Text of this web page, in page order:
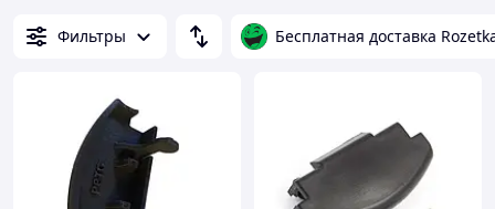
Фильтры Бесплатная доставка